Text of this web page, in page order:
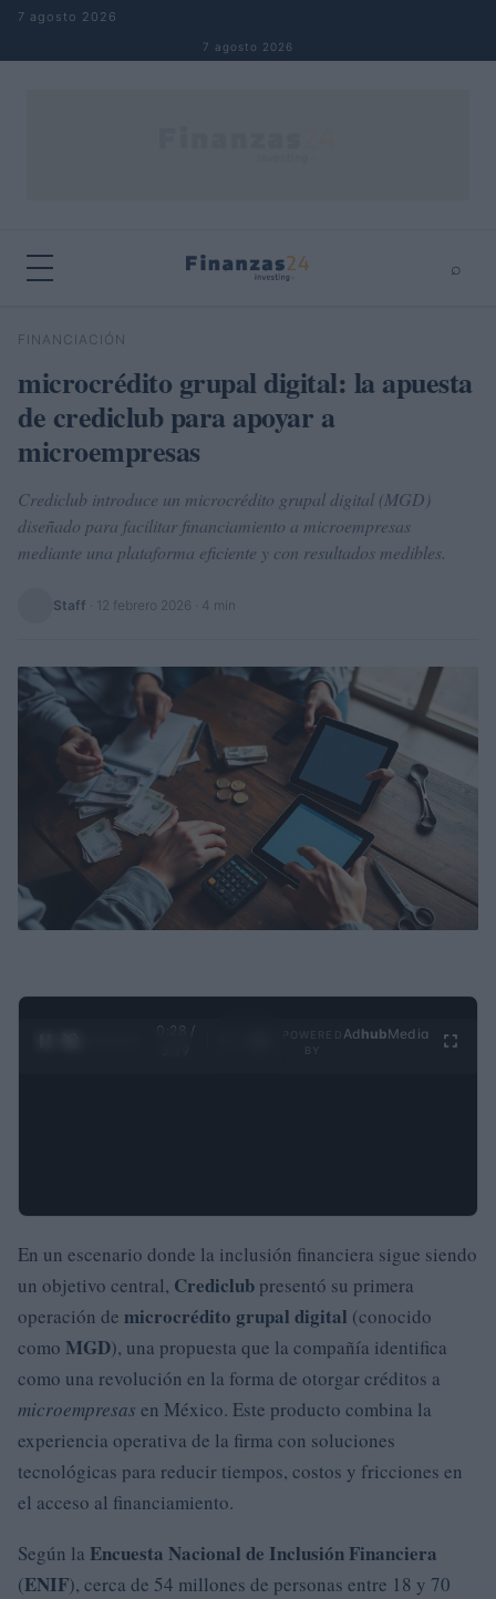
Saltar al contenido
7 agosto 2026
7 agosto 2026
⌕
Buscar
FINANCIACIÓN
microcrédito grupal digital: la apuesta
de crediclub para apoyar a
microempresas
Crediclub introduce un microcrédito grupal digital (MGD)
diseñado para facilitar financiamiento a microempresas
mediante una plataforma eficiente y con resultados medibles.
Staff 12 febrero 2026 · 4 min
0:29 /
Ad hubMedia
En un escenario donde la inclusión financiera sigue siendo
un objetivo central, Crediclub presentó su primera
operación de microcrédito grupal digital (conocido
como MGD), una propuesta que la compañía identifica
como una revolución en la forma de otorgar créditos a
microempresas en México. Este producto combina la
experiencia operativa de la firma con soluciones
tecnológicas para reducir tiempos, costos y fricciones en
el acceso al financiamiento.
Según la Encuesta Nacional de Inclusión Financiera
(ENIF), cerca de 54 millones de personas entre 18 y 70